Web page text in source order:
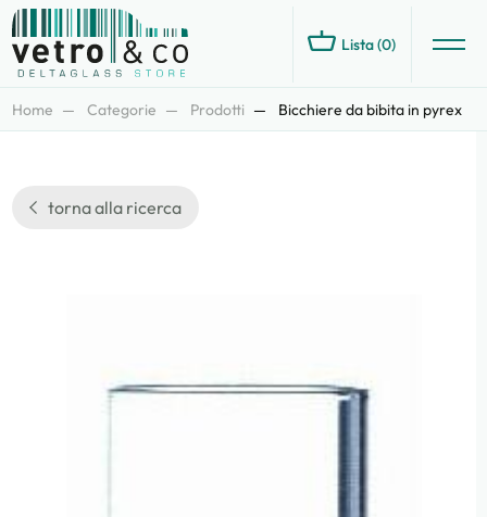
Lista (0)
Home Categorie Prodotti Bicchiere da bibita in pyrex
torna alla ricerca